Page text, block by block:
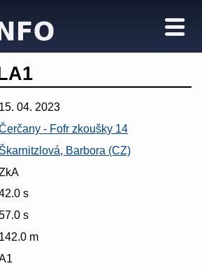
15. 04. 2023
- Fofr zkoušky 14
Škarnitzlová, Barbora (CZ)
s
s
142.0 m